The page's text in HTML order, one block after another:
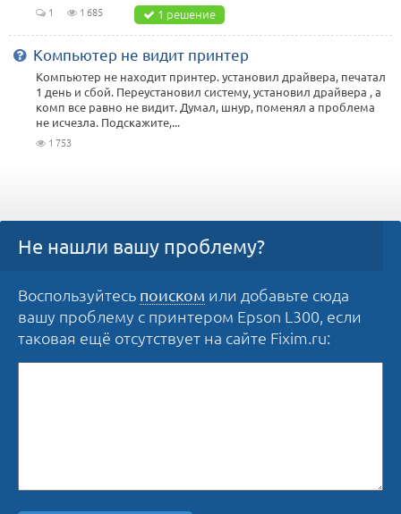
1 1 685 1 решение
Компьютер не видит принтер
Компьютер не находит принтер. установил драйвера, печатал
1 день и сбой. Переустановил систему, установил драйвера , а
комп все равно не видит. Думал, шнур, поменял а проблема
не исчезла. Подскажите,...
1 753
Не нашли вашу проблему?
Воспользуйтесь поиском или добавьте сюда
вашу проблему с принтером Epson L300, если
таковая ещё отсутствует на сайте Fixim.ru: